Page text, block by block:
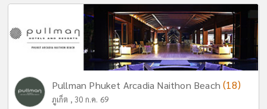
Pullman Phuket Arcadia Naithon Beach(18)
ภูเก็ต , 30 ก.ค. 69